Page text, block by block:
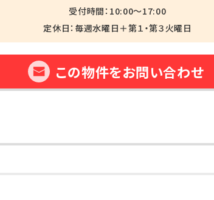
受付時間：10:00～17:00
定休日：毎週水曜日＋第１・第３火曜日
この物件をお問い合わせ